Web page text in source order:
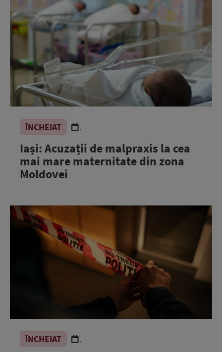
ÎNCHEIAT .
Iași: Acuzații de malpraxis la cea
mai mare maternitate din zona
Moldovei
ÎNCHEIAT .